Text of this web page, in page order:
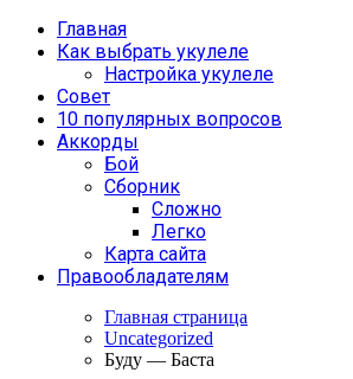
Главная
Как выбрать укулеле
Настройка укулеле
Совет
10 популярных вопросов
Аккорды
Бой
Сборник
Сложно
Легко
Карта сайта
Правообладателям
Главная страница
Uncategorized
Буду — Баста